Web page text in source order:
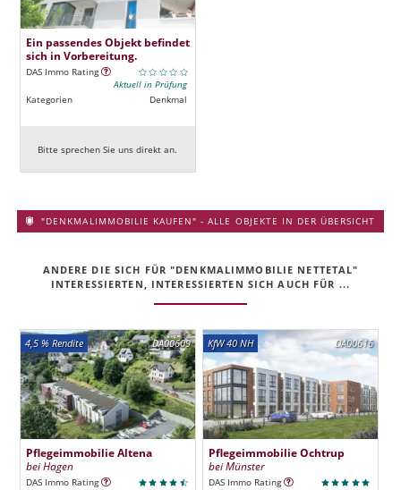
Ein passendes Objekt befindet
sich in Vorbereitung.
DAS Immo Rating
Aktuell in Prüfung
Kategorien
Denkmal
Bitte sprechen Sie uns direkt an.
"DENKMALIMMOBILIE KAUFEN" - ALLE OBJEKTE IN DER ÜBERSICHT
ANDERE DIE SICH FÜR "DENKMALIMMOBILIE NETTETAL"
INTERESSIERTEN, INTERESSIERTEN SICH AUCH FÜR ...
DA00609
4,5 % Rendite
Pflegeimmobilie Altena
bei Hagen
DAS Immo Rating
DA00616
KfW 40 NH
Pflegeimmobilie Ochtrup
bei Münster
DAS Immo Rating